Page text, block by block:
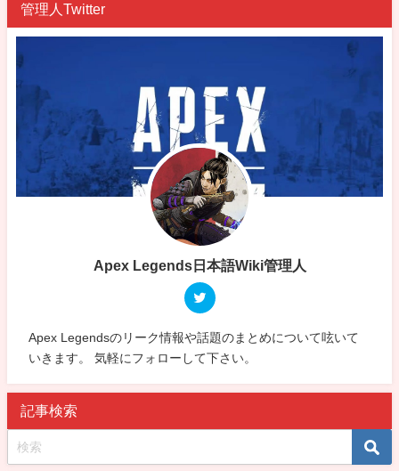
管理人Twitter
Apex Legends日本語Wiki管理人
Apex Legendsのリーク情報や話題のまとめについて呟いて
いきます。 気軽にフォローして下さい。
記事検索